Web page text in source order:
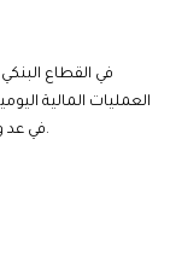
في القطاع
العمليات المالية
في عد وفرز نقد شركات لضمان الدقة العالية في التقارير المالية.